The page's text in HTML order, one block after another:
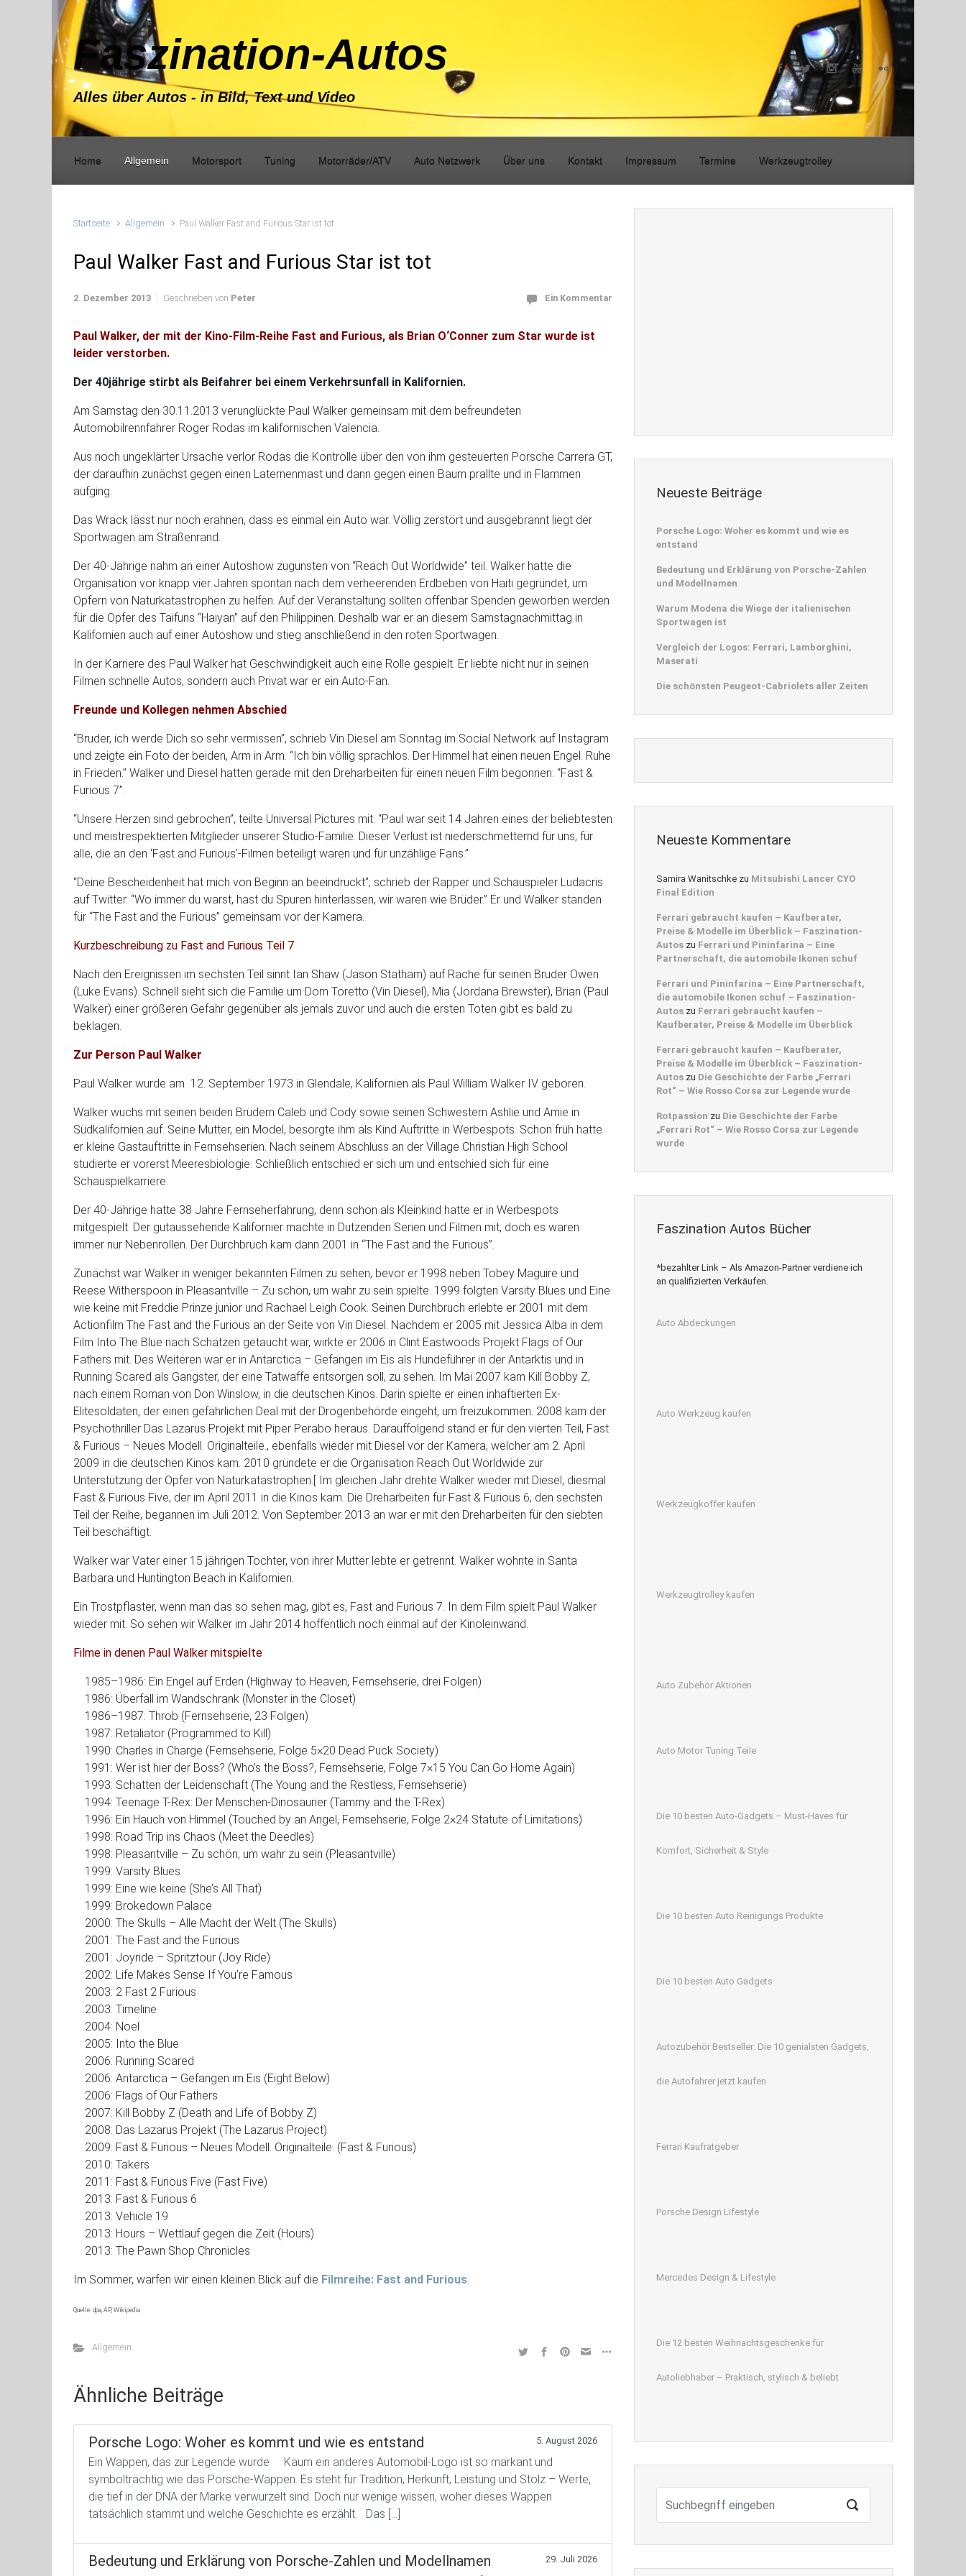
Zum Hauptinhalt springen
Faszination-Autos
Alles über Autos - in Bild, Text und Video
Home Allgemein Motorsport Tuning Motorräder/ATV Auto Netzwerk Über uns Kontakt Impressum Termine Werkzeugtrolley
Startseite Allgemein Paul Walker Fast and Furious Star ist tot
Paul Walker Fast and Furious Star ist tot
2. Dezember 2013 Geschrieben von Peter Ein Kommentar
Paul Walker, der mit der Kino-Film-Reihe Fast and Furious, als Brian O‘Conner zum Star wurde ist
leider verstorben.
Der 40jährige stirbt als Beifahrer bei einem Verkehrsunfall in Kalifornien.
Am Samstag den 30.11.2013 verunglückte Paul Walker gemeinsam mit dem befreundeten
Automobilrennfahrer Roger Rodas im kalifornischen Valencia.
Aus noch ungeklärter Ursache verlor Rodas die Kontrolle über den von ihm gesteuerten Porsche Carrera GT,
der daraufhin zunächst gegen einen Laternenmast und dann gegen einen Baum prallte und in Flammen
aufging.
Das Wrack lässt nur noch erahnen, dass es einmal ein Auto war. Völlig zerstört und ausgebrannt liegt der
Sportwagen am Straßenrand.
Der 40-Jährige nahm an einer Autoshow zugunsten von “Reach Out Worldwide” teil. Walker hatte die
Organisation vor knapp vier Jahren spontan nach dem verheerenden Erdbeben von Haiti gegründet, um
Opfern von Naturkatastrophen zu helfen. Auf der Veranstaltung sollten offenbar Spenden geworben werden
für die Opfer des Taifuns “Haiyan” auf den Philippinen. Deshalb war er an diesem Samstagnachmittag in
Kalifornien auch auf einer Autoshow und stieg anschließend in den roten Sportwagen.
In der Karriere des Paul Walker hat Geschwindigkeit auch eine Rolle gespielt. Er liebte nicht nur in seinen
Filmen schnelle Autos, sondern auch Privat war er ein Auto-Fan.
Freunde und Kollegen nehmen Abschied
“Bruder, ich werde Dich so sehr vermissen”, schrieb Vin Diesel am Sonntag im Social Network auf Instagram
und zeigte ein Foto der beiden, Arm in Arm. “Ich bin völlig sprachlos. Der Himmel hat einen neuen Engel. Ruhe
in Frieden.” Walker und Diesel hatten gerade mit den Dreharbeiten für einen neuen Film begonnen: “Fast &
Furious 7”.
“Unsere Herzen sind gebrochen”, teilte Universal Pictures mit. “Paul war seit 14 Jahren eines der beliebtesten
und meistrespektierten Mitglieder unserer Studio-Familie. Dieser Verlust ist niederschmetternd für uns, für
alle, die an den ‘Fast and Furious’-Filmen beteiligt waren und für unzählige Fans.”
“Deine Bescheidenheit hat mich von Beginn an beeindruckt”, schrieb der Rapper und Schauspieler Ludacris
auf Twitter. “Wo immer du warst, hast du Spuren hinterlassen, wir waren wie Brüder.” Er und Walker standen
für “The Fast and the Furious” gemeinsam vor der Kamera.
Kurzbeschreibung zu Fast and Furious Teil 7
Nach den Ereignissen im sechsten Teil sinnt Ian Shaw (Jason Statham) auf Rache für seinen Bruder Owen
(Luke Evans). Schnell sieht sich die Familie um Dom Toretto (Vin Diesel), Mia (Jordana Brewster), Brian (Paul
Walker) einer größeren Gefahr gegenüber als jemals zuvor und auch die ersten Toten gibt es bald zu
beklagen.
Zur Person Paul Walker
Paul Walker wurde am 12. September 1973 in Glendale, Kalifornien als Paul William Walker IV geboren.
Walker wuchs mit seinen beiden Brüdern Caleb und Cody sowie seinen Schwestern Ashlie und Amie in
Südkalifornien auf. Seine Mutter, ein Model, besorgte ihm als Kind Auftritte in Werbespots. Schon früh hatte
er kleine Gastauftritte in Fernsehserien. Nach seinem Abschluss an der Village Christian High School
studierte er vorerst Meeresbiologie. Schließlich entschied er sich um und entschied sich für eine
Schauspielkarriere.
Der 40-Jährige hatte 38 Jahre Fernseherfahrung, denn schon als Kleinkind hatte er in Werbespots
mitgespielt. Der gutaussehende Kalifornier machte in Dutzenden Serien und Filmen mit, doch es waren
immer nur Nebenrollen. Der Durchbruch kam dann 2001 in “The Fast and the Furious”.
Zunächst war Walker in weniger bekannten Filmen zu sehen, bevor er 1998 neben Tobey Maguire und
Reese Witherspoon in Pleasantville – Zu schön, um wahr zu sein spielte. 1999 folgten Varsity Blues und Eine
wie keine mit Freddie Prinze junior und Rachael Leigh Cook. Seinen Durchbruch erlebte er 2001 mit dem
Actionfilm The Fast and the Furious an der Seite von Vin Diesel. Nachdem er 2005 mit Jessica Alba in dem
Film Into The Blue nach Schätzen getaucht war, wirkte er 2006 in Clint Eastwoods Projekt Flags of Our
Fathers mit. Des Weiteren war er in Antarctica – Gefangen im Eis als Hundeführer in der Antarktis und in
Running Scared als Gangster, der eine Tatwaffe entsorgen soll, zu sehen. Im Mai 2007 kam Kill Bobby Z,
nach einem Roman von Don Winslow, in die deutschen Kinos. Darin spielte er einen inhaftierten Ex-
Elitesoldaten, der einen gefährlichen Deal mit der Drogenbehörde eingeht, um freizukommen. 2008 kam der
Psychothriller Das Lazarus Projekt mit Piper Perabo heraus. Darauffolgend stand er für den vierten Teil, Fast
& Furious – Neues Modell. Originalteile., ebenfalls wieder mit Diesel vor der Kamera, welcher am 2. April
2009 in die deutschen Kinos kam. 2010 gründete er die Organisation Reach Out Worldwide zur
Unterstützung der Opfer von Naturkatastrophen.[ Im gleichen Jahr drehte Walker wieder mit Diesel, diesmal
Fast & Furious Five, der im April 2011 in die Kinos kam. Die Dreharbeiten für Fast & Furious 6, den sechsten
Teil der Reihe, begannen im Juli 2012. Von September 2013 an war er mit den Dreharbeiten für den siebten
Teil beschäftigt.
Walker war Vater einer 15 jährigen Tochter, von ihrer Mutter lebte er getrennt. Walker wohnte in Santa
Barbara und Huntington Beach in Kalifornien.
Ein Trostpflaster, wenn man das so sehen mag, gibt es, Fast and Furious 7. In dem Film spielt Paul Walker
wieder mit. So sehen wir Walker im Jahr 2014 hoffentlich noch einmal auf der Kinoleinwand.
Filme in denen Paul Walker mitspielte
1985–1986: Ein Engel auf Erden (Highway to Heaven, Fernsehserie, drei Folgen)
1986: Überfall im Wandschrank (Monster in the Closet)
1986–1987: Throb (Fernsehserie, 23 Folgen)
1987: Retaliator (Programmed to Kill)
1990: Charles in Charge (Fernsehserie, Folge 5×20 Dead Puck Society)
1991: Wer ist hier der Boss? (Who’s the Boss?, Fernsehserie, Folge 7×15 You Can Go Home Again)
1993: Schatten der Leidenschaft (The Young and the Restless, Fernsehserie)
1994: Teenage T-Rex: Der Menschen-Dinosaurier (Tammy and the T-Rex)
1996: Ein Hauch von Himmel (Touched by an Angel, Fernsehserie, Folge 2×24 Statute of Limitations)
1998: Road Trip ins Chaos (Meet the Deedles)
1998: Pleasantville – Zu schön, um wahr zu sein (Pleasantville)
1999: Varsity Blues
1999: Eine wie keine (She’s All That)
1999: Brokedown Palace
2000: The Skulls – Alle Macht der Welt (The Skulls)
2001: The Fast and the Furious
2001: Joyride – Spritztour (Joy Ride)
2002: Life Makes Sense If You’re Famous
2003: 2 Fast 2 Furious
2003: Timeline
2004: Noel
2005: Into the Blue
2006: Running Scared
2006: Antarctica – Gefangen im Eis (Eight Below)
2006: Flags of Our Fathers
2007: Kill Bobby Z (Death and Life of Bobby Z)
2008: Das Lazarus Projekt (The Lazarus Project)
2009: Fast & Furious – Neues Modell. Originalteile. (Fast & Furious)
2010: Takers
2011: Fast & Furious Five (Fast Five)
2013: Fast & Furious 6
2013: Vehicle 19
2013: Hours – Wettlauf gegen die Zeit (Hours)
2013: The Pawn Shop Chronicles
Im Sommer, warfen wir einen kleinen Blick auf die Filmreihe: Fast and Furious.
Quelle: dpa, AP, Wikipedia
Allgemein
Ähnliche Beiträge
Porsche Logo: Woher es kommt und wie es entstand 5. August 2026
Ein Wappen, das zur Legende wurde Kaum ein anderes Automobil-Logo ist so markant und
symbolträchtig wie das Porsche-Wappen. Es steht für Tradition, Herkunft, Leistung und Stolz – Werte,
die tief in der DNA der Marke verwurzelt sind. Doch nur wenige wissen, woher dieses Wappen
tatsächlich stammt und welche Geschichte es erzählt. Das […]
Bedeutung und Erklärung von Porsche-Zahlen und Modellnamen 29. Juli 2026
Neueste Beiträge
Porsche Logo: Woher es kommt und wie es
entstand
Bedeutung und Erklärung von Porsche-Zahlen
und Modellnamen
Warum Modena die Wiege der italienischen
Sportwagen ist
Vergleich der Logos: Ferrari, Lamborghini,
Maserati
Die schönsten Peugeot-Cabriolets aller Zeiten
Neueste Kommentare
Samira Wanitschke zu Mitsubishi Lancer CYO
Final Edition
Ferrari gebraucht kaufen – Kaufberater,
Preise & Modelle im Überblick – Faszination-
Autos zu Ferrari und Pininfarina – Eine
Partnerschaft, die automobile Ikonen schuf
Ferrari und Pininfarina – Eine Partnerschaft,
die automobile Ikonen schuf – Faszination-
Autos zu Ferrari gebraucht kaufen –
Kaufberater, Preise & Modelle im Überblick
Ferrari gebraucht kaufen – Kaufberater,
Preise & Modelle im Überblick – Faszination-
Autos zu Die Geschichte der Farbe „Ferrari
Rot“ – Wie Rosso Corsa zur Legende wurde
Rotpassion zu Die Geschichte der Farbe
„Ferrari Rot“ – Wie Rosso Corsa zur Legende
wurde
Faszination Autos Bücher
*bezahlter Link – Als Amazon-Partner verdiene ich
an qualifizierten Verkäufen.
Auto Abdeckungen
Auto Werkzeug kaufen
Werkzeugkoffer kaufen
Werkzeugtrolley kaufen
Auto Zubehör Aktionen
Auto Motor Tuning Teile
Die 10 besten Auto-Gadgets – Must-Haves für
Komfort, Sicherheit & Style
Die 10 besten Auto Reinigungs Produkte
Die 10 besten Auto Gadgets
Autozubehör Bestseller: Die 10 genialsten Gadgets,
die Autofahrer jetzt kaufen
Ferrari Kaufratgeber
Porsche Design Lifestyle
Mercedes Design & Lifestyle
Die 12 besten Weihnachtsgeschenke für
Autoliebhaber – Praktisch, stylisch & beliebt